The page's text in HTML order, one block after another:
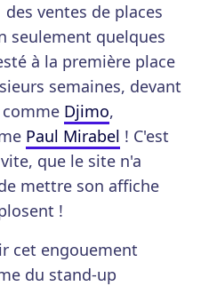
ventes de places
seulement quelques
à la première place
semaines, devant
Djimo,
Paul Mirabel ! C'est
que le site n'a
mettre son affiche
!
cet engouement
du stand-up